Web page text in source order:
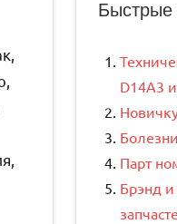
Быстрые
D14A3
Парт
Брэнд